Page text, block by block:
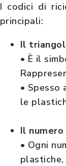
I codici di
principali:
Il
• È il
• Spesso
le
Il
• Ogni